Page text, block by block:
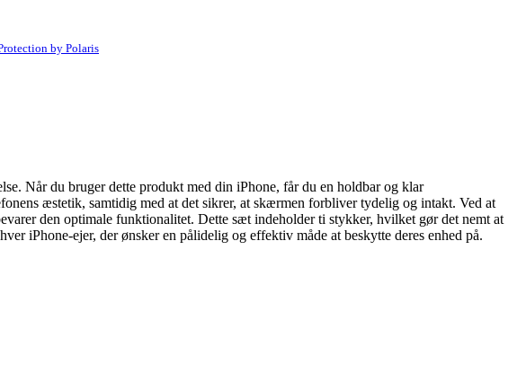
by Polaris
Når du bruger dette produkt med din iPhone, får du en holdbar og klar
æstetik, samtidig med at det sikrer, at skærmen forbliver tydelig og intakt. Ved at
den optimale funktionalitet. Dette sæt indeholder ti stykker, hvilket gør det nemt at
iPhone-ejer, der ønsker en pålidelig og effektiv måde at beskytte deres enhed på.